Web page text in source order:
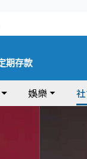
期存款
娛樂